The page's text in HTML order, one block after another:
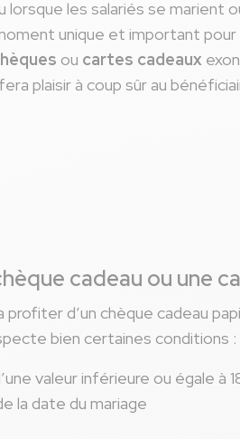
lorsque les salariés se
unique et important
ou cartes cadeaux
plaisir à coup sûr au
cadeau ou une
profiter d’un chèque cadeau
bien certaines conditions :
valeur inférieure ou égale à
la date du mariage